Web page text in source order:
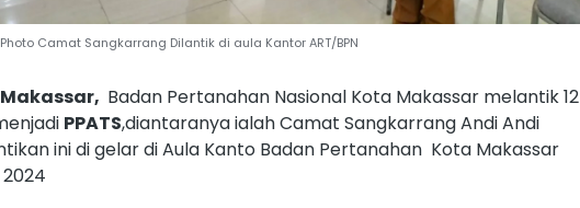
Camat Sangkarrang Dilantik di aula Kantor ART/BPN
Makassar, Badan Pertanahan Nasional Kota Makassar melantik 12
PPATS,diantaranya ialah Camat Sangkarrang Andi Andi
ini di gelar di Aula Kanto Badan Pertanahan Kota Makassar